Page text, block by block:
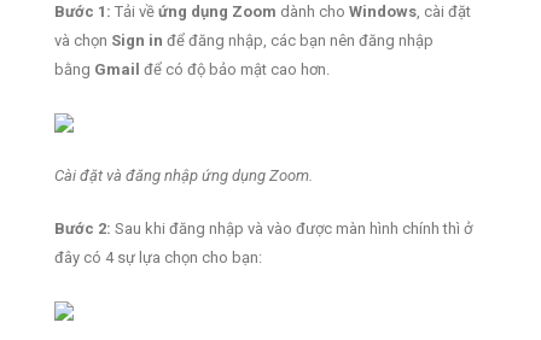
Bước 1: Tải về ứng dụng Zoom dành cho Windows , cài đặt
và chọn Sign in để đăng nhập, các bạn nên đăng nhập
bằng Gmail để có độ bảo mật cao hơn.
Cài đặt và đăng nhập ứng dụng Zoom.
Bước 2: Sau khi đăng nhập và vào được màn hình chính thì ở
đây có 4 sự lựa chọn cho bạn: